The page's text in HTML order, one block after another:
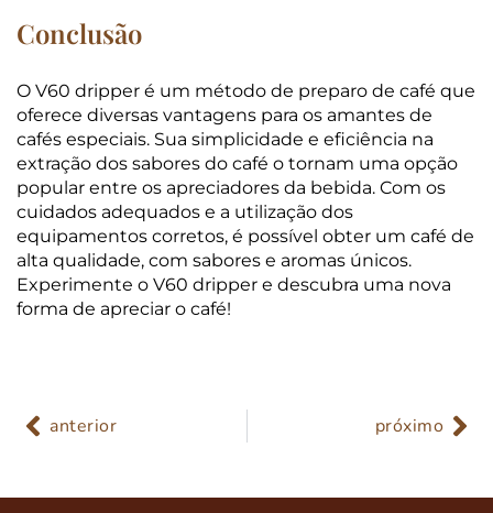
Conclusão
O V60 dripper é um método de preparo de café que
oferece diversas vantagens para os amantes de
cafés especiais. Sua simplicidade e eficiência na
extração dos sabores do café o tornam uma opção
popular entre os apreciadores da bebida. Com os
cuidados adequados e a utilização dos
equipamentos corretos, é possível obter um café de
alta qualidade, com sabores e aromas únicos.
Experimente o V60 dripper e descubra uma nova
forma de apreciar o café!
anterior próximo